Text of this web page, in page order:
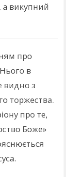
викупний
про
в
видно з
торжества.
про те,
Боже»